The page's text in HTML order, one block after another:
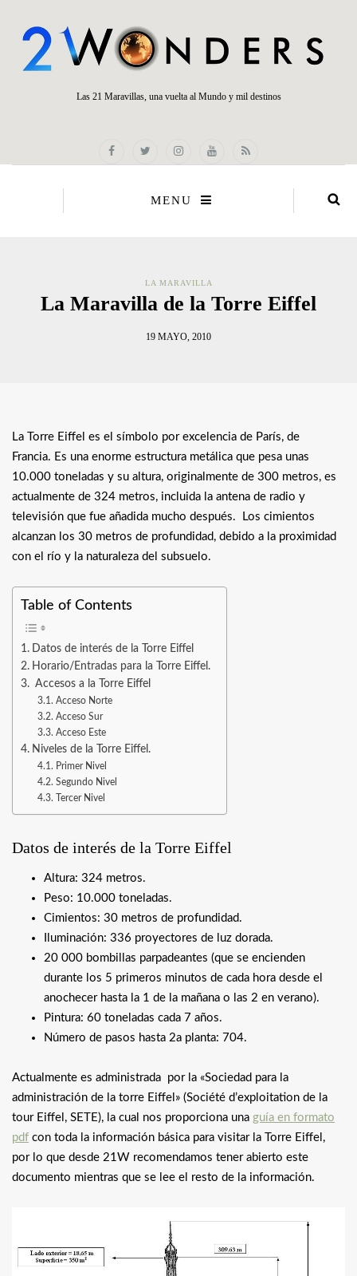
Las 21 Maravillas, una vuelta al Mundo y mil destinos
MENU
LA MARAVILLA
La Maravilla de la Torre Eiffel
19 MAYO, 2010
La Torre Eiffel es el símbolo por excelencia de París, de
Francia. Es una enorme estructura metálica que pesa unas
10.000 toneladas y su altura, originalmente de 300 metros, es
actualmente de 324 metros, incluida la antena de radio y
televisión que fue añadida mucho después. Los cimientos
alcanzan los 30 metros de profundidad, debido a la proximidad
con el río y la naturaleza del subsuelo.
Table of Contents
Datos de interés de la Torre Eiffel
Horario/Entradas para la Torre Eiffel.
Accesos a la Torre Eiffel
Acceso Norte
Acceso Sur
Acceso Este
Niveles de la Torre Eiffel.
Primer Nivel
Segundo Nivel
Tercer Nivel
Datos de interés de la Torre Eiffel
Altura: 324 metros.
Peso: 10.000 toneladas.
Cimientos: 30 metros de profundidad.
Iluminación: 336 proyectores de luz dorada.
20 000 bombillas parpadeantes (que se encienden
durante los 5 primeros minutos de cada hora desde el
anochecer hasta la 1 de la mañana o las 2 en verano).
Pintura: 60 toneladas cada 7 años.
Número de pasos hasta 2a planta: 704.
Actualmente es administrada por la «Sociedad para la
administración de la torre Eiffel» (Société d’exploitation de la
tour Eiffel, SETE), la cual nos proporciona una guía en formato
pdf con toda la información básica para visitar la Torre Eiffel,
por lo que desde 21W recomendamos tener abierto este
documento mientras que se lee el resto de la información.